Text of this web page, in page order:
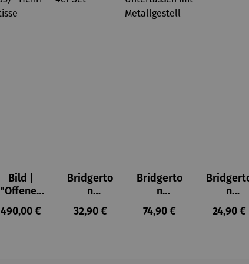
Bild |
"Offenes
Fenster in
Collioure"
Regulärer Preis:
490,00 €
Bridgerto
n
Espresso
becher
Regulärer Preis:
32,90 €
Bridgerto
n
Espressot
assen Set
Regulärer Preis:
74,90 €
n
Zuckerdo
se aus
24,90 €